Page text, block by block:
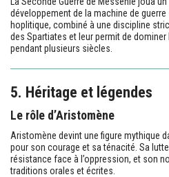
développement de la machine de guerre
hoplitique, combiné à une discipline
des Spartiates et leur permit de
pendant plusieurs siècles.
5. Héritage et légendes
Le rôle d’Aristomène
Aristomène devint une figure mythique
pour son courage et sa ténacité. Sa
résistance face à l’oppression, et son
traditions orales et écrites.